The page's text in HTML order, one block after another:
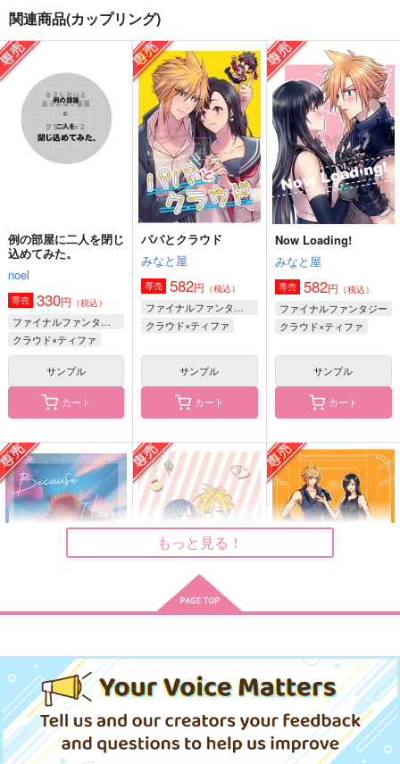
星を捜して
みなと屋
582 （税込）
クラウド×ティファ
STARRY BLUE 2DAY
S
桜星
572円（税込）
クラウド×ティファ
サンプル
作品詳細
例の部屋に二人を閉じ
込めてみた。
noel
330円（税込）
クラウド×ティファ
サンプル
作品詳細
どうしたってハッピー
エンド
Basso!
1,100円（税込）
クラウド×ティファ
いつか夜通し陽が昇る
まで
境界線
724円（税込）
クラウド×ティファ
作品詳細
ランチタイムはセブン
スヘブンで
みなと屋
692円（税込）
関連商品(カップリング)
例の部屋に二人を閉じ
込めてみた。
noel
専売 330円 （税込）
ファイナルファンタジー
クラウド×ティファ
サンプル
カート
パパとクラウド
みなと屋
専売 582円 （税込）
ファイナルファンタジー
クラウド×ティファ
サンプル
カート
Now Loading!
みなと屋
専売 582円 （税込）
ファイナルファンタジー
クラウド×ティファ
サンプル
カート
８月の天体観測
専売 1,100 円（税込）
クラウド×ティファ
S
桜星
専売 572円
ファイナルファンタジー
クラウド×ティファ
スヘブンで
みなと屋
専売 692円 （税込）
ファイナルファンタジー
クラウド×ティファ
もっと見る！